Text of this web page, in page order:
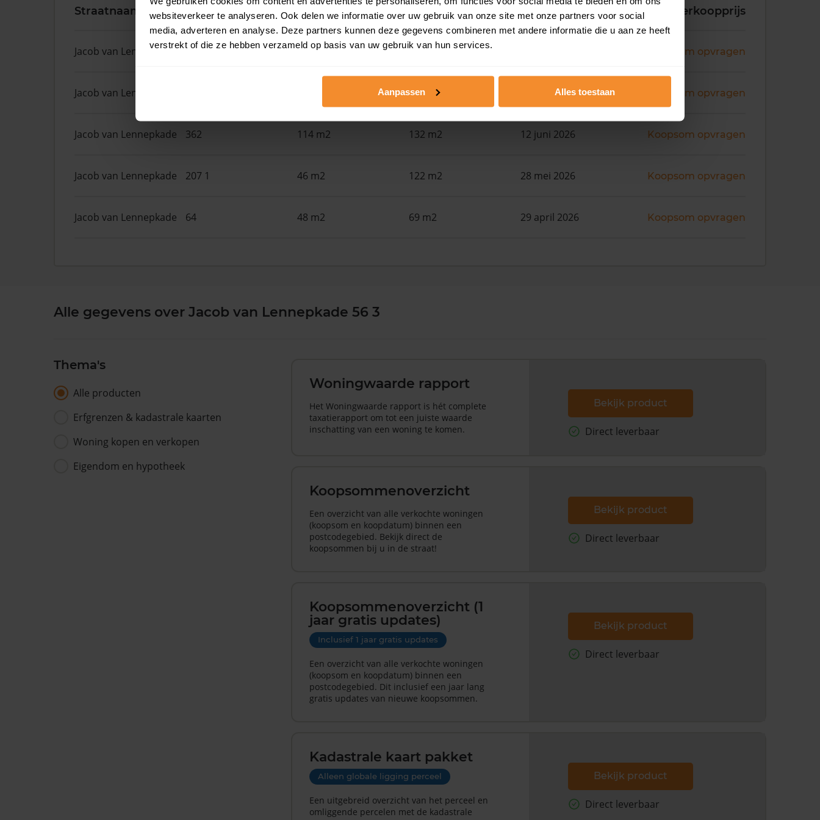
websiteverkeer te analyseren. Ook delen we informatie over uw gebruik van onze site met onze partners voor social
media, adverteren en analyse. Deze partners kunnen deze gegevens combineren met andere informatie die u aan ze heeft
verstrekt of die ze hebben verzameld op basis van uw gebruik van hun services.
Aanpassen Alles toestaan
Straatnaam Huisnr. Woonoppervlak Perceel Verkoopdatum Verkoopprijs
Jacob van Lennepkade 398 78 m2 106 m2 Koopsom opvragen
Jacob van Lennepkade 124 m2 15 juni 2026 Koopsom opvragen
Jacob van Lennepkade 362 114 m2 132 m2 12 juni 2026 Koopsom opvragen
Jacob van Lennepkade 207 1 46 m2 122 m2 28 mei 2026 Koopsom opvragen
Jacob van Lennepkade 64 48 m2 69 m2 29 april 2026 Koopsom opvragen
Alle gegevens over Jacob van Lennepkade 56 3
Thema's
Alle producten
Erfgrenzen & kadastrale kaarten
Woning kopen en verkopen
Eigendom en hypotheek
Woningwaarde rapport
Het Woningwaarde rapport is hét complete
taxatierapport om tot een juiste waarde
inschatting van een woning te komen.
Bekijk product
Direct leverbaar
Koopsommenoverzicht
Een overzicht van alle verkochte woningen
(koopsom en koopdatum) binnen een
postcodegebied. Bekijk direct de
koopsommen bij u in de straat!
Bekijk product
Direct leverbaar
Koopsommenoverzicht (1
jaar gratis updates)
Inclusief 1 jaar gratis updates
Een overzicht van alle verkochte woningen
(koopsom en koopdatum) binnen een
postcodegebied. Dit inclusief een jaar lang
gratis updates van nieuwe koopsommen.
Bekijk product
Direct leverbaar
Kadastrale kaart pakket
Alleen globale ligging perceel
Een uitgebreid overzicht van het perceel en
omliggende percelen met de kadastrale
Bekijk product
Direct leverbaar